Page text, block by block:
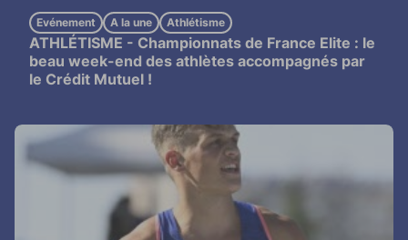
ATHLÉTISME - Championnats de France Elite : le
beau week-end des athlètes accompagnés par
le Crédit Mutuel !
Evénement A la une Athlétisme